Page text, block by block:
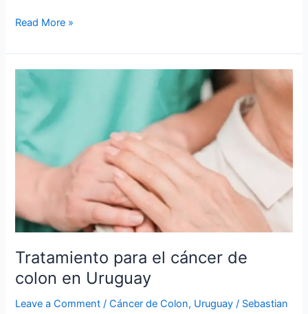
Read More »
Tratamiento para el cáncer de
colon en Uruguay
Leave a Comment /Cáncer de Colon, Uruguay / Sebastian
Tratamiento
para
cáncer
de
colon